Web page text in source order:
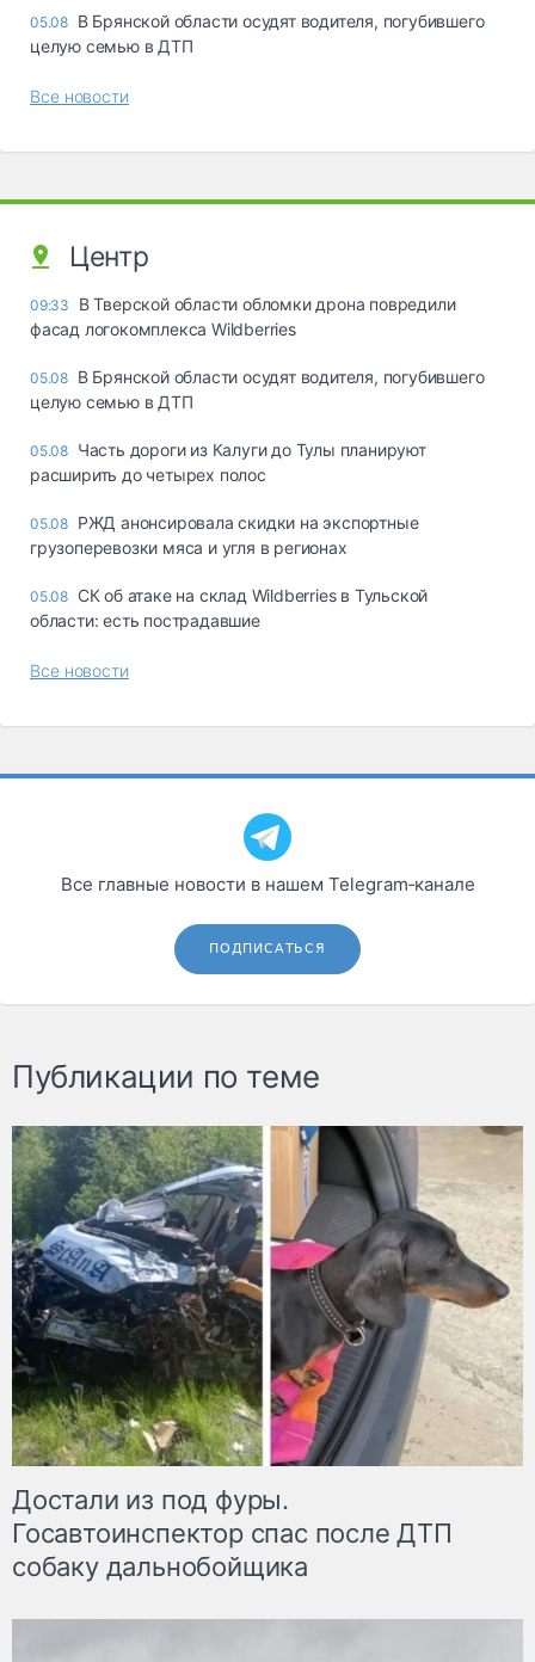
05.08 В Брянской области осудят водителя, погубившего
целую семью в ДТП
Все новости
Центр
09:33
В Тверской области обломки дрона повредили
фасад логокомплекса Wildberries
05.08 В Брянской области осудят водителя, погубившего
целую семью в ДТП
05.08 Часть дороги из Калуги до Тулы планируют
расширить до четырех полос
05.08 РЖД анонсировала скидки на экспортные
грузоперевозки мяса и угля в регионах
05.08 СК об атаке на склад Wildberries в Тульской
области: есть пострадавшие
Все новости
Все главные новости в нашем Telegram‑канале
ПОДПИСАТЬСЯ
Публикации по теме
Достали из под фуры.
Госавтоинспектор спас после ДТП
собаку дальнобойщика